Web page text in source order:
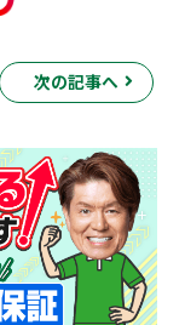
次の記事へ